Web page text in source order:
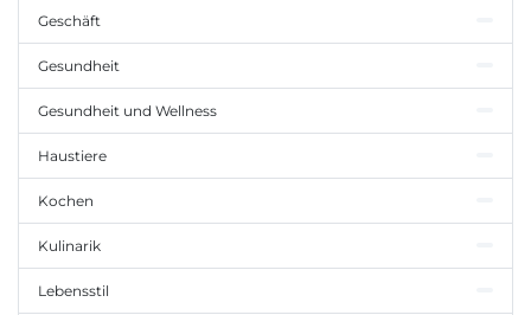
Geschäft
Gesundheit
Gesundheit und Wellness
Haustiere
Kochen
Kulinarik
Lebensstil